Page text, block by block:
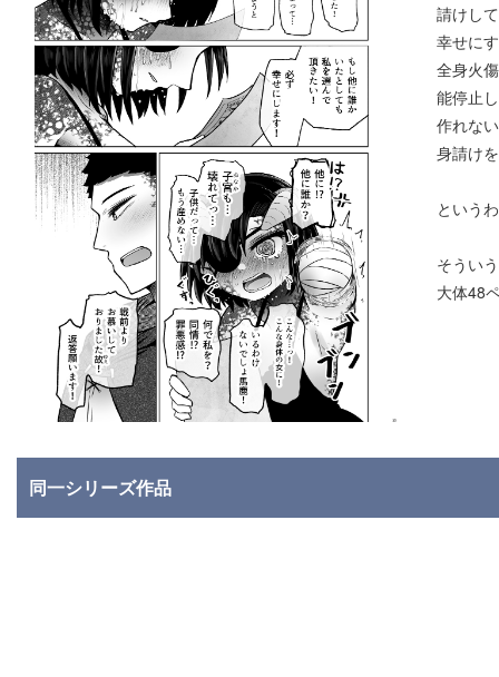
請けして
幸せに
全身火
能停止
作れな
身請け
という
そうい
大体48
同一シリーズ作品